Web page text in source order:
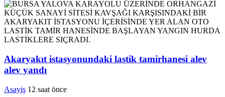
Akaryakıt istasyonundaki lastik tamirhanesi alev
alev yandı
Asayiş 12 saat önce